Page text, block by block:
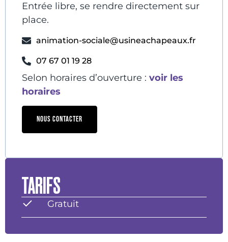
Entrée libre, se rendre directement sur
place.
animation-sociale@usineachapeaux.fr
07 67 01 19 28
Selon horaires d’ouverture : voir les
horaires
NOUS CONTACTER
TARIFS
Gratuit